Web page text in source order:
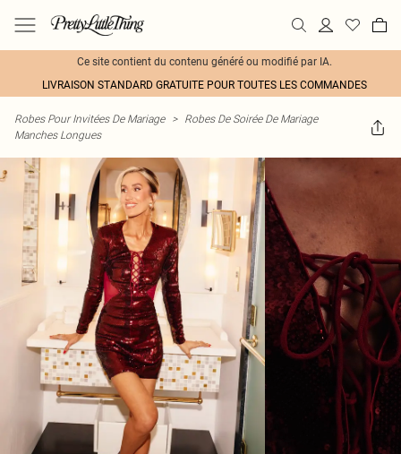
Ce site contient du contenu généré ou modifié par IA.
LIVRAISON STANDARD GRATUITE POUR TOUTES LES COMMANDES
Robes Pour Invitées De Mariage > Robes De Soirée De Mariage
Manches Longues